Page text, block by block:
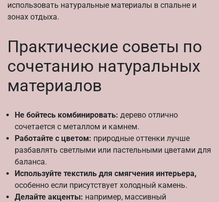
использовать натуральные материалы в спальне и
зонах отдыха.
Практические советы по
сочетанию натуральных
материалов
Не бойтесь комбинировать: дерево отлично
сочетается с металлом и камнем.
Работайте с цветом: природные оттенки лучше
разбавлять светлыми или пастельными цветами для
баланса.
Используйте текстиль для смягчения интерьера,
особенно если присутствует холодный камень.
Делайте акценты: например, массивный